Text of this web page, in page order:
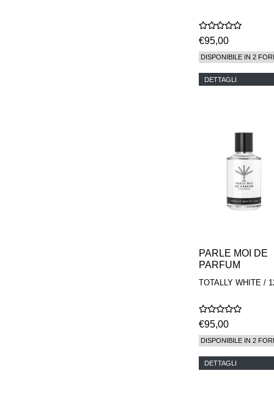
€95,00
DISPONIBILE IN 2
DETTAGLI
PARLE MOI DE
PARFUM
TOTALLY WHITE /
€95,00
DISPONIBILE IN 2
DETTAGLI